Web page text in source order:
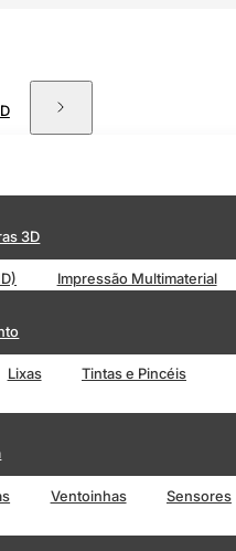
3D
Impressão Multimaterial
Lixas Tintas e Pincéis
Ventoinhas Sensores